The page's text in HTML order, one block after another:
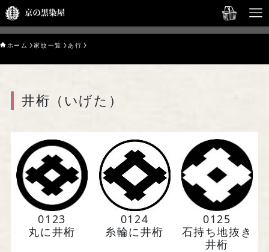
オンラインショップ
京の黒染屋について
Service
Gallery
Our Story
お問い合わせ
ホーム 家紋一覧 あ行
井桁（いげた）
0123
丸に井桁
0124
糸輪に井桁
0125
石持ち地抜き
井桁